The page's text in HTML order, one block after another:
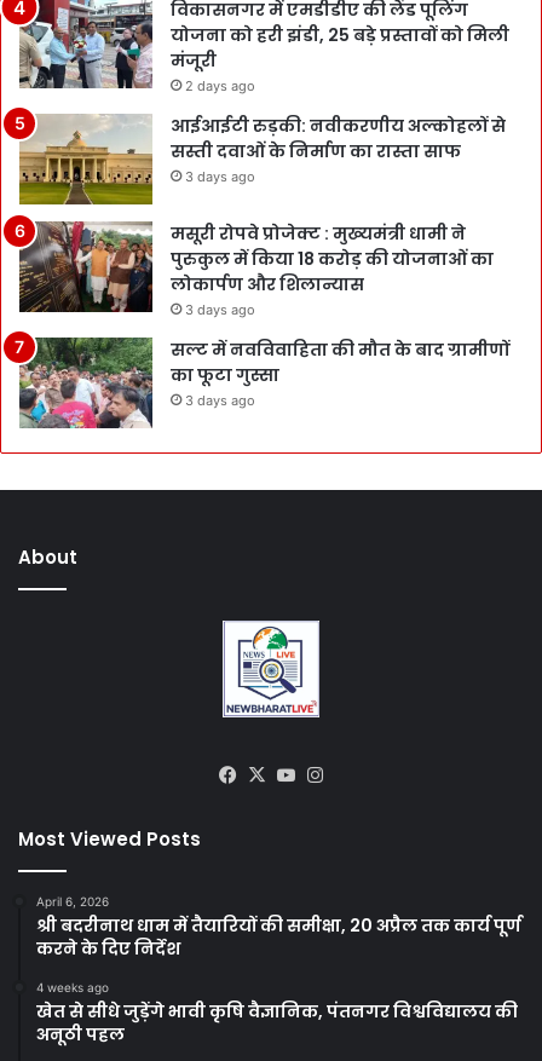
विकासनगर में एमडीडीए की लैंड पूलिंग
योजना को हरी झंडी, 25 बड़े प्रस्तावों को मिली
मंजूरी
2 days ago
आईआईटी रुड़की: नवीकरणीय अल्कोहलों से
सस्ती दवाओं के निर्माण का रास्ता साफ
3 days ago
मसूरी रोपवे प्रोजेक्ट : मुख्‍यमंत्री धामी ने
पुरुकुल में किया 18 करोड़ की योजनाओं का
लोकार्पण और शिलान्यास
3 days ago
सल्ट में नवविवाहिता की मौत के बाद ग्रामीणों
का फूटा गुस्सा
3 days ago
About
Facebook
X YouTube
Most Viewed Posts
April 6, 2026
श्री बदरीनाथ धाम में तैयारियों की समीक्षा, 20 अप्रैल तक कार्य पूर्ण
करने के दिए निर्देश
4 weeks ago
खेत से सीधे जुड़ेंगे भावी कृषि वैज्ञानिक, पंतनगर विश्वविद्यालय की
अनूठी पहल